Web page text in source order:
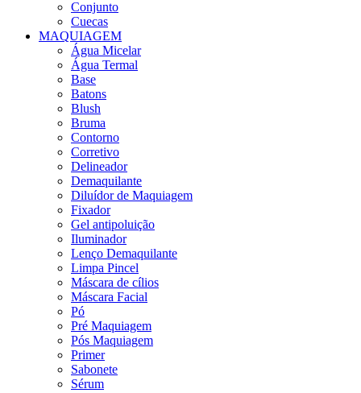
Conjunto
Cuecas
MAQUIAGEM
Água Micelar
Água Termal
Base
Batons
Blush
Bruma
Contorno
Corretivo
Delineador
Demaquilante
Diluídor de Maquiagem
Fixador
Gel antipoluição
Iluminador
Lenço Demaquilante
Limpa Pincel
Máscara de cílios
Máscara Facial
Pó
Pré Maquiagem
Pós Maquiagem
Primer
Sabonete
Sérum